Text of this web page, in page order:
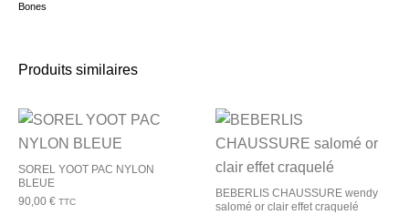
Bones
Produits similaires
SOREL YOOT PAC NYLON
BLEUE
90,00€ TTC
BEBERLIS CHAUSSURE wendy
salomé or clair effet craquelé